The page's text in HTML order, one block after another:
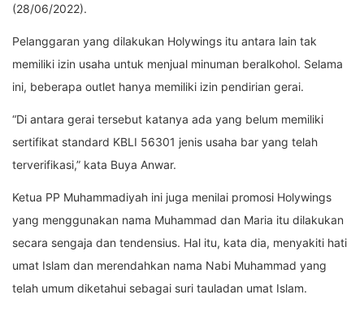
(28/06/2022).
Pelanggaran yang dilakukan Holywings itu antara lain tak
memiliki izin usaha untuk menjual minuman beralkohol. Selama
ini, beberapa outlet hanya memiliki izin pendirian gerai.
“Di antara gerai tersebut katanya ada yang belum memiliki
sertifikat standard KBLI 56301 jenis usaha bar yang telah
terverifikasi,” kata Buya Anwar.
Ketua PP Muhammadiyah ini juga menilai promosi Holywings
yang menggunakan nama Muhammad dan Maria itu dilakukan
secara sengaja dan tendensius. Hal itu, kata dia, menyakiti hati
umat Islam dan merendahkan nama Nabi Muhammad yang
telah umum diketahui sebagai suri tauladan umat Islam.